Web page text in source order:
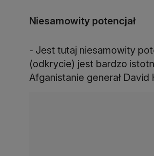
Niesamowity potencjał
- Jest tutaj niesamowity
(odkrycie) jest bardzo
Afganistanie generał David